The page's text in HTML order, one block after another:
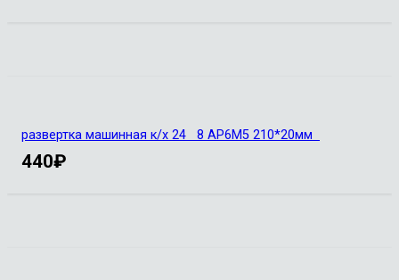
развертка машинная к/х 24 8 АР6М5 210*20мм
440₽